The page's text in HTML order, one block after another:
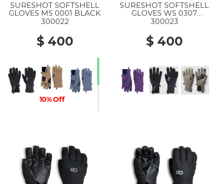
SURESHOT SOFTSHELL
GLOVES MS 0001 BLACK
300022
$ 400
10% Off
SURESHOT SOFTSHELL
GLOVES WS 0307
AMETHYST
300023
$ 400